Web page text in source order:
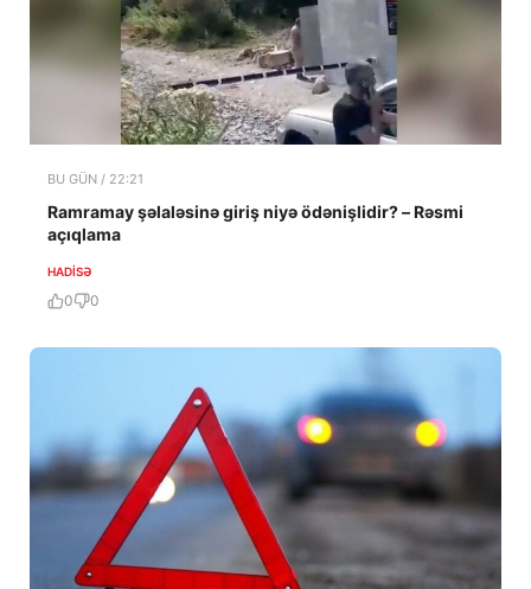
BU GÜN / 22:21
Ramramay şəlaləsinə giriş niyə ödənişlidir? – Rəsmi
açıqlama
HADISƏ
0 0